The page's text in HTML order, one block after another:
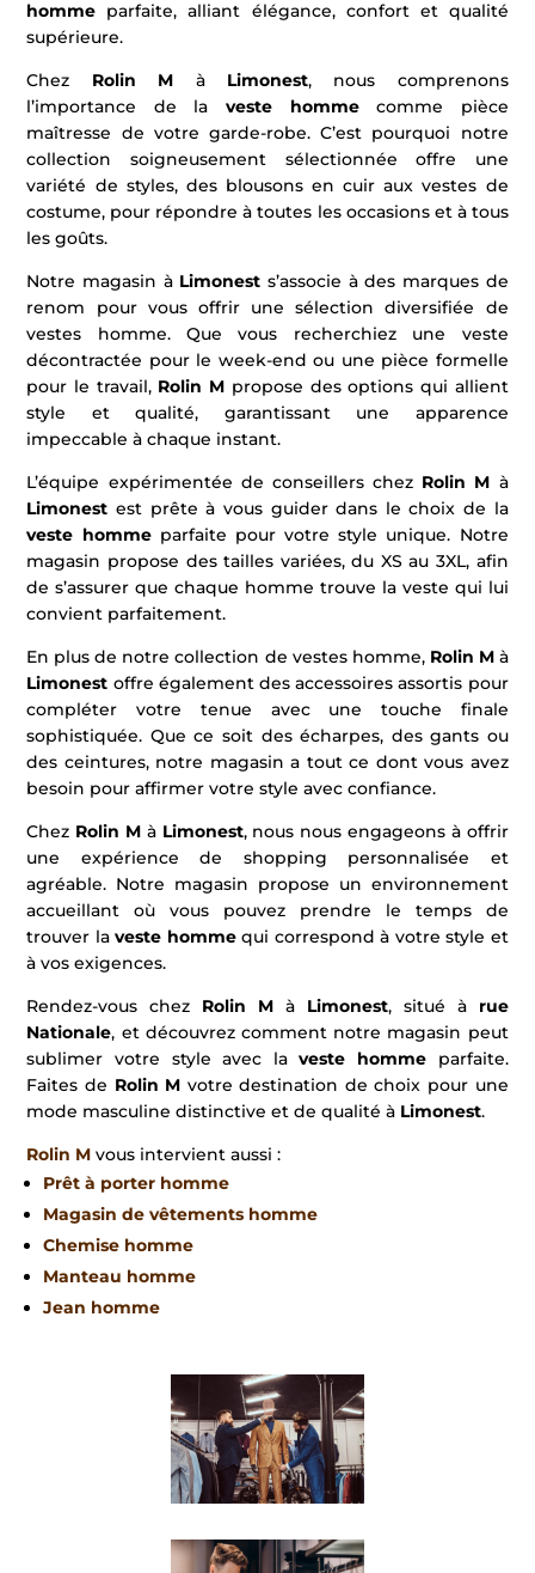
homme parfaite, alliant élégance, confort et qualité
supérieure.
Chez Rolin M à Limonest, nous comprenons
l’importance de la veste hommecomme pièce
maîtresse de votre garde-robe. C’est pourquoi notre
collection soigneusement sélectionnée offre une
variété de styles, des blousons en cuir aux vestes de
costume, pour répondre à toutes les occasions et à tous
les goûts.
Notre magasin à Limonest s’associe à des marques de
renom pour vous offrir une sélection diversifiée de
vestes homme. Que vous recherchiez une veste
décontractée pour le week-end ou une pièce formelle
pour le travail, Rolin M propose des options qui allient
style et qualité, garantissant une apparence
impeccable à chaque instant.
L’équipe expérimentée de conseillers chez Rolin M à
Limonest est prête à vous guider dans le choix de la
veste hommeparfaite pour votre style unique. Notre
magasin propose des tailles variées, du XS au 3XL, afin
de s’assurer que chaque homme trouve la veste qui lui
convient parfaitement.
En plus de notre collection de vestes homme, Rolin Mà
Limonest offre également des accessoires assortis pour
compléter votre tenue avec une touche finale
sophistiquée. Que ce soit des écharpes, des gants ou
des ceintures, notre magasin a tout ce dont vous avez
besoin pour affirmer votre style avec confiance.
Chez Rolin M à Limonest, nous nous engageons à offrir
une expérience de shopping personnalisée et
agréable. Notre magasin propose un environnement
accueillant où vous pouvez prendre le temps de
trouver laveste hommequi correspond à votre style et
à vos exigences.
Rendez-vous chez Rolin M à Limonest, situé à rue
Nationale, et découvrez comment notre magasin peut
sublimer votre style avec laveste homme parfaite.
Faites de Rolin M votre destination de choix pour une
mode masculine distinctive et de qualité à Limonest.
Rolin M vous intervient aussi :
Prêt à porter homme
Magasin de vêtements homme
Chemise homme
Manteau homme
Jean homme